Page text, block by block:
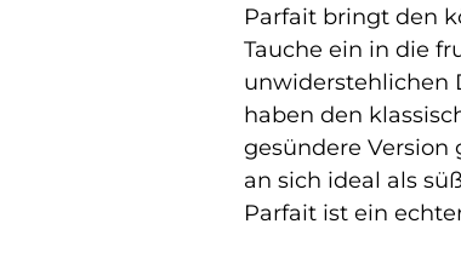
Parfait bringt den
Tauche ein in die
unwiderstehlichen
haben den
gesündere Version
an sich ideal als
Parfait ist ein